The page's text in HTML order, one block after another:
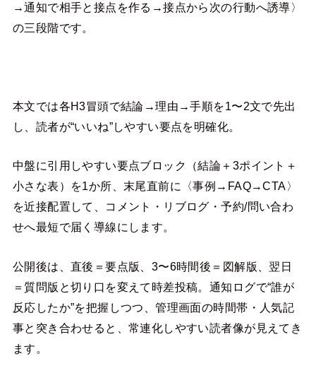
→通知で相手と接点を作る→接点から次の行動へ誘導〉
の三段階です。
本文では各H3冒頭で結論→理由→手順を1〜2文で先出
し、読者が“いいね”しやすい要点を明確化。
中盤に引用しやすい要点ブロック（結論＋3ポイント＋
小さな表）を1か所、末尾直前に〈事例→FAQ→CTA〉
を近接配置して、コメント・リブログ・予約/問い合わ
せへ最短で届く導線にします。
公開後は、直後＝要点版、3〜6時間後＝図解版、翌日
＝質問版と切り口を変えて時差投稿。通知ログで“誰が
反応したか”を把握しつつ、管理画面の時間帯・人気記
事と突き合わせると、常連化しやすい読者像が見えてき
ます。